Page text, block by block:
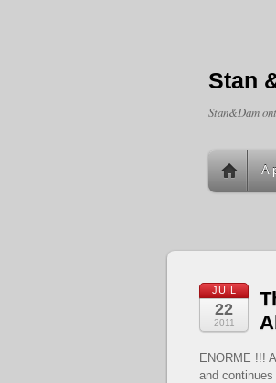
Stan
Stan&Dam
A
JUIL
22
2011
ENORME !!!
and